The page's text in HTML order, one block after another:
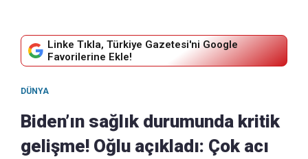
Linke Tıkla, Türkiye Gazetesi'ni Google
Favorilerine Ekle!
DÜNYA
Biden’ın sağlık durumunda kritik
gelişme! Oğlu açıkladı: Çok acı